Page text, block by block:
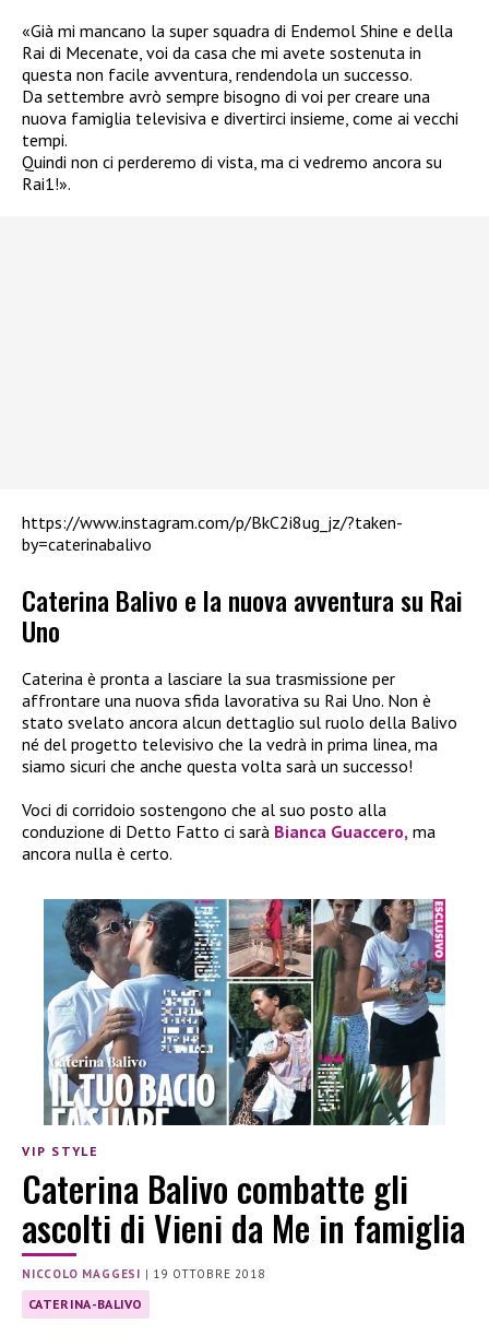
«Già mi mancano la super squadra di Endemol Shine e della
Rai di Mecenate, voi da casa che mi avete sostenuta in
questa non facile avventura, rendendola un successo.
Da settembre avrò sempre bisogno di voi per creare una
nuova famiglia televisiva e divertirci insieme, come ai vecchi
tempi.
Quindi non ci perderemo di vista, ma ci vedremo ancora su
Rai1!».
https://www.instagram.com/p/BkC2i8ug_jz/?taken-
by=caterinabalivo
Caterina Balivo e la nuova avventura su Rai
Uno
Caterina è pronta a lasciare la sua trasmissione per
affrontare una nuova sfida lavorativa su Rai Uno. Non è
stato svelato ancora alcun dettaglio sul ruolo della Balivo
né del progetto televisivo che la vedrà in prima linea, ma
siamo sicuri che anche questa volta sarà un successo!
Voci di corridoio sostengono che al suo posto alla
conduzione di Detto Fatto ci sarà Bianca Guaccero, ma
ancora nulla è certo.
VIP STYLE
Caterina Balivo combatte gli
ascolti di Vieni da Me in famiglia
NICCOLO MAGGESI | 19 OTTOBRE 2018
CATERINA-BALIVO